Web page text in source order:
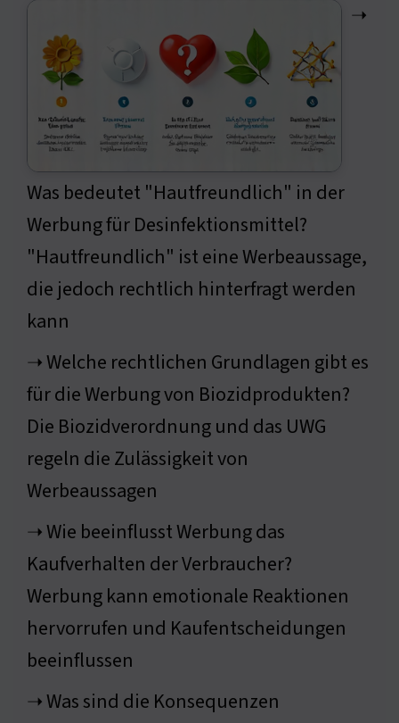
➝
Was bedeutet "Hautfreundlich" in der
Werbung für Desinfektionsmittel?
"Hautfreundlich" ist eine Werbeaussage,
die jedoch rechtlich hinterfragt werden
kann
➝ Welche rechtlichen Grundlagen gibt es
für die Werbung von Biozidprodukten?
Die Biozidverordnung und das UWG
regeln die Zulässigkeit von
Werbeaussagen
➝ Wie beeinflusst Werbung das
Kaufverhalten der Verbraucher?
Werbung kann emotionale Reaktionen
hervorrufen und Kaufentscheidungen
beeinflussen
➝ Was sind die Konsequenzen